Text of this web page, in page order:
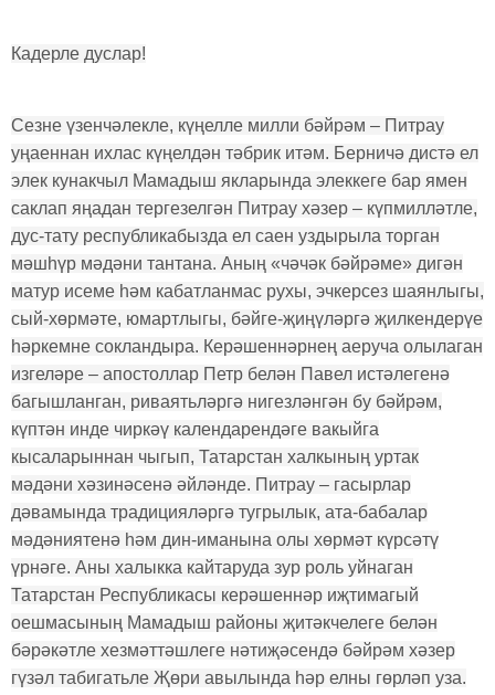
Кадерле дуслар!
Сезне үзенчәлекле, күңелле милли бәйрәм – Питрау
уңаеннан ихлас күңелдән тәбрик итәм. Берничә дистә ел
элек кунакчыл Мамадыш якларында элеккеге бар ямен
саклап яңадан тергезелгән Питрау хәзер – күпмилләтле,
дус-тату республикабызда ел саен уздырыла торган
мәшһүр мәдәни тантана. Аның «чәчәк бәйрәме» дигән
матур исеме һәм кабатланмас рухы, эчкерсез шаянлыгы,
сый-хөрмәте, юмартлыгы, бәйге-җиңүләргә җилкендерүе
һәркемне сокландыра. Керәшеннәрнең аеруча олылаган
изгеләре – апостоллар Петр белән Павел истәлегенә
багышланган, риваятьләргә нигезләнгән бу бәйрәм,
күптән инде чиркәү календарендәге вакыйга
кысаларыннан чыгып, Татарстан халкының уртак
мәдәни хәзинәсенә әйләнде. Питрау – гасырлар
дәвамында традицияләргә тугрылык, ата-бабалар
мәдәниятенә һәм дин-иманына олы хөрмәт күрсәтү
үрнәге. Аны халыкка кайтаруда зур роль уйнаган
Татарстан Республикасы керәшеннәр иҗтимагый
оешмасының Мамадыш районы җитәкчелеге белән
бәрәкәтле хезмәттәшлеге нәтиҗәсендә бәйрәм хәзер
гүзәл табигатьле Җөри авылында һәр елны гөрләп уза.